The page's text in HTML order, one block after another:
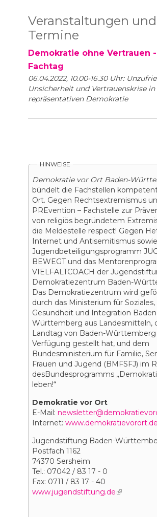
Veranstaltungen und
Termine
Demokratie ohne Vertrauen -
Fachtag
06.04.2022, 10.00-16.30 Uhr:
Unsicherheit und Vertrauenskrise in
repräsentativen Demokratie
HINWEISE
Demokratie vor Ort Baden-
bündelt die Fachstellen
Ort. Gegen Rechtsextremismus
PREvention – Fachstelle zur
von religiös begründetem
die Meldestelle respect! Gegen
Internet und Antisemitismus
Jugendbeteiligungsprogramm
BEWEGT und das
VIELFALTCOACH der
Demokratiezentrum Baden-
Das Demokratiezentrum wird
durch das Ministerium für Soziales,
Gesundheit und Integration
Württemberg aus Landesmitteln,
Landtag von Baden-
Verfügung gestellt hat, und dem
Bundesministerium für Familie,
Frauen und Jugend (BMFSFJ) im
desBundesprogramms
leben!“
Demokratie vor Ort
E-Mail:
Internet: www.demokratievorort.de
Jugendstiftung Baden-
Postfach 1162
74370 Sersheim
Tel.: 07042 / 83 17 - 0
Fax: 0711 / 83 17 - 40
www.jugendstiftung.de(link is